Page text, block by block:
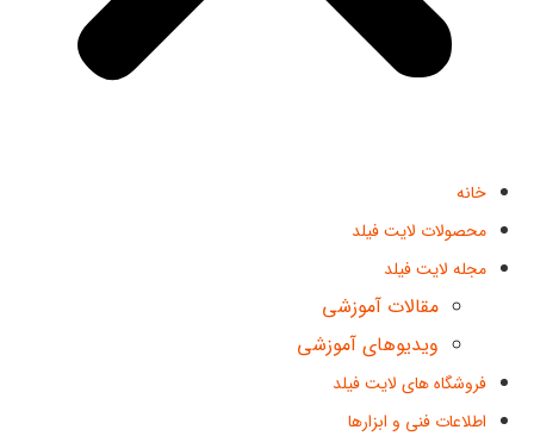
خانه
محصولات لایت فیلد
مجله لایت فیلد
مقالات آموزشی
ویدیوهای آموزشی
فروشگاه های لایت فیلد
اطلاعات فنی و ابزارها